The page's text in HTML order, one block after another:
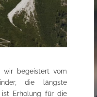
wir begeistert vom
die längste
ist Erholung für die